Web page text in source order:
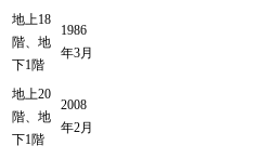
地上18
階、地
下1階
1986
年3月
地上20
階、地
下1階
2008
年2月